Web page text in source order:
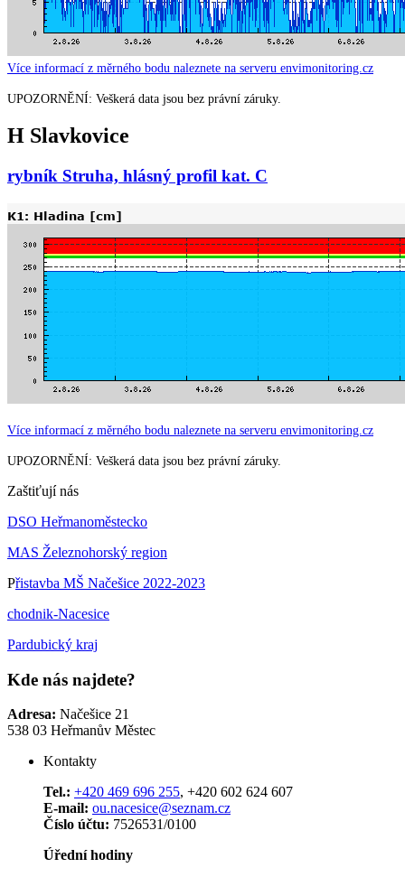
Více informací z měrného bodu naleznete na serveru envimonitoring.cz
UPOZORNĚNÍ: Veškerá data jsou bez právní záruky.
H Slavkovice
rybník Struha, hlásný profil kat. C
Více informací z měrného bodu naleznete na serveru envimonitoring.cz
UPOZORNĚNÍ: Veškerá data jsou bez právní záruky.
Zaštiťují nás
DSO Heřmanoměstecko
MAS Železnohorský region
Přistavba MŠ Načešice 2022-2023
chodnik-Nacesice
Pardubický kraj
Kde nás najdete?
Adresa: Načešice 21
538 03 Heřmanův Městec
Kontakty
Tel.: +420 469 696 255, +420 602 624 607
E-mail: ou.nacesice@seznam.cz
Číslo účtu: 7526531/0100
Úřední hodiny